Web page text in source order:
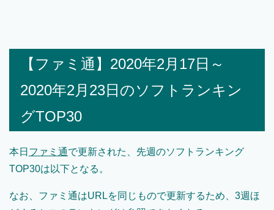
【ファミ通】2020年2月17日～
2020年2月23日のソフトランキン
グTOP30
本日 ファミ通で更新された、先週のソフトランキング
TOP30は以下となる。
なお、ファミ通はURLを同じもので更新するため、3週ほ